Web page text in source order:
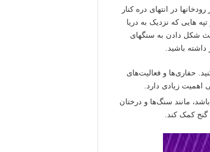
در انتهای دره کنار
هایی که نزدیک به دریا
شکل دادن به سنگهای
باشید.
حفاری‌ها و فعالیت‌های
اهمیت زیادی دارد.
مانند سنگ‌ها و درختان
کمک کند.